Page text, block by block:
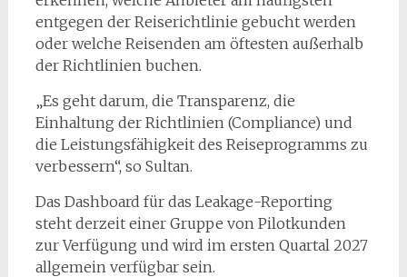
entgegen der Reiserichtlinie gebucht werden
oder welche Reisenden am öftesten außerhalb
der Richtlinien buchen.
„Es geht darum, die Transparenz, die
Einhaltung der Richtlinien (Compliance) und
die Leistungsfähigkeit des Reiseprogramms zu
verbessern“, so Sultan.
Das Dashboard für das Leakage-Reporting
steht derzeit einer Gruppe von Pilotkunden
zur Verfügung und wird im ersten Quartal 2027
allgemein verfügbar sein.